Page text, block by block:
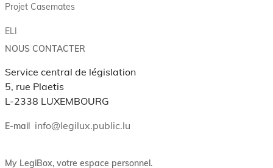
Projet Casemates
ELI
NOUS CONTACTER
Service central de législation
5, rue Plaetis
L-2338 LUXEMBOURG
E-mail info@legilux.public.lu
My LegiBox, votre espace personnel.